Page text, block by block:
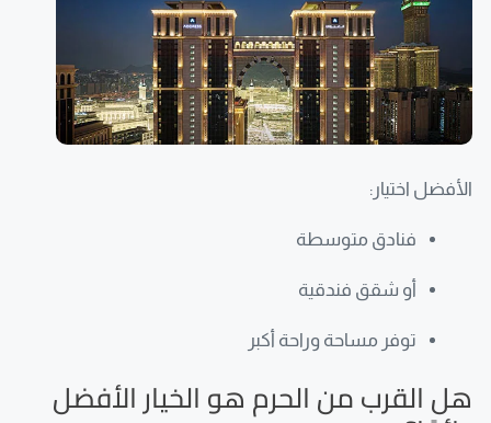
الأفضل اختيار:
فنادق متوسطة
أو شقق فندقية
توفر مساحة وراحة أكبر
هل القرب من الحرم هو الخيار الأفضل